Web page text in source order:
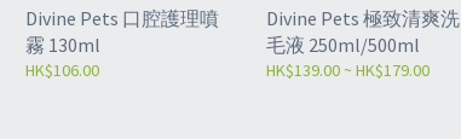
Divine Pets 口腔護理噴
霧 130ml
HK$106.00
Divine Pets 極致清爽洗
毛液 250ml/500ml
HK$139.00 ~ HK$179.00